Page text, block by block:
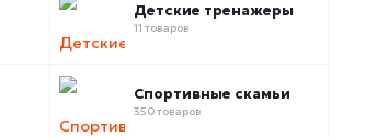
Детские тренажеры
11 товаров
Спортивные скамьи
350 товаров